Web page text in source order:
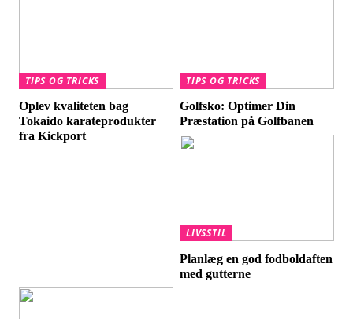
TIPS OG TRICKS
Oplev kvaliteten bag
Tokaido karateprodukter
fra Kickport
TIPS OG TRICKS
Golfsko: Optimer Din
Præstation på Golfbanen
LIVSSTIL
Planlæg en god fodboldaften
med gutterne